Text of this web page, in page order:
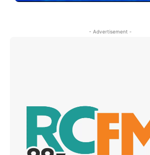
- Advertisement -